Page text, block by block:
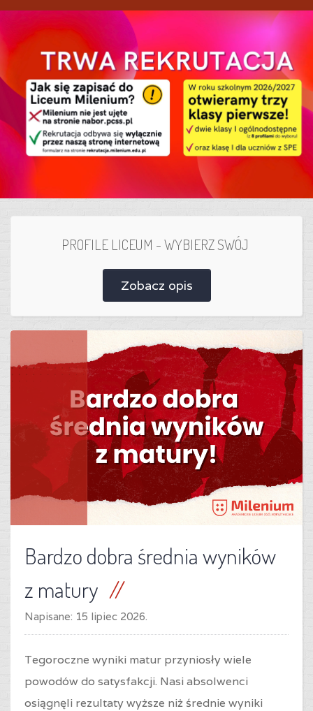
PROFILE LICEUM - WYBIERZ SWÓJ
Zobacz opis
Bardzo dobra średnia wyników
z matury
Napisane: 15 lipiec 2026.
Tegoroczne wyniki matur przyniosły wiele
powodów do satysfakcji. Nasi absolwenci
osiągnęli rezultaty wyższe niż średnie wyniki